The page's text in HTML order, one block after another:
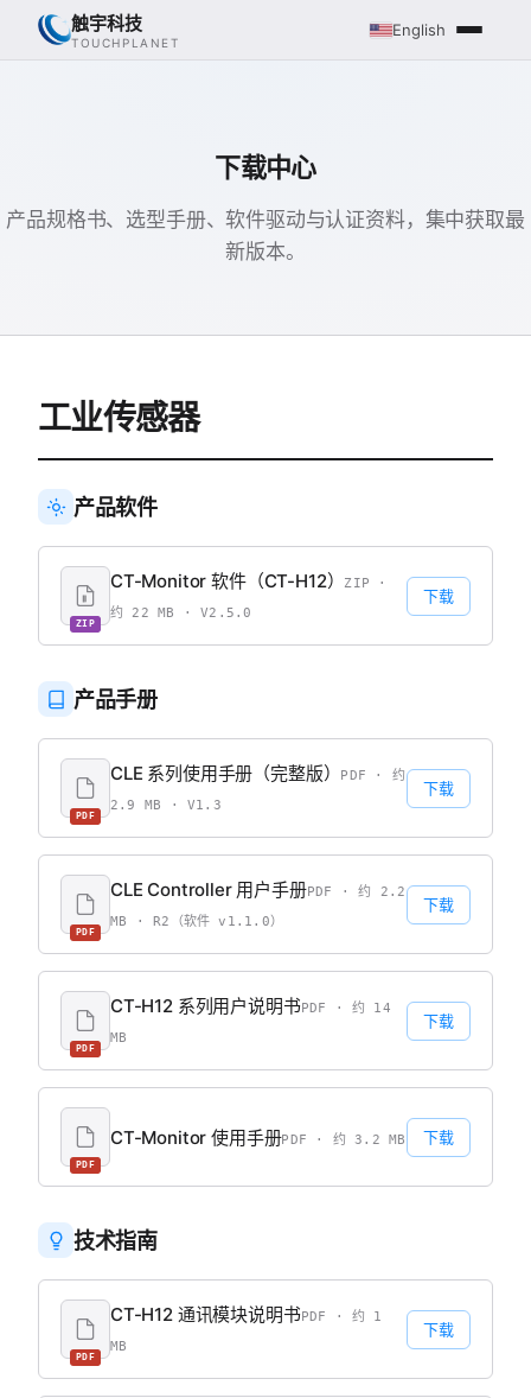
触宇科技
TOUCHPLANET
English
下载中心
产品规格书、选型手册、软件驱动与认证资料，集中获取最
新版本。
工业传感器
产品软件
ZIP
CT-Monitor 软件（CT-H12）
ZIP ·
约 22 MB · V2.5.0
下载
产品手册
PDF
CLE 系列使用手册（完整版）
PDF · 约
2.9 MB · V1.3
下载
PDF
CLE Controller 用户手册PDF · 约 2.2
MB · R2（软件 v1.1.0）
下载
PDF
CT-H12 系列用户说明书PDF · 约 14
MB
下载
PDF
CT-Monitor 使用手册PDF · 约 3.2 MB 下载
技术指南
PDF
CT-H12 通讯模块说明书PDF · 约 1
MB
下载